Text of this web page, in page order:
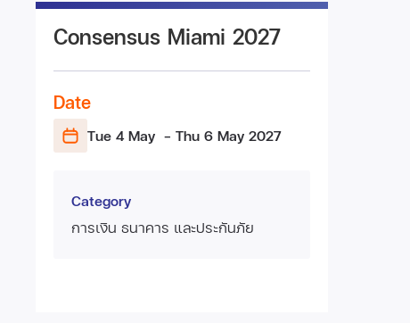
Consensus Miami 2027
Date
Tue 4 May - Thu 6 May 2027
Category
การเงิน ธนาคาร และประกันภัย